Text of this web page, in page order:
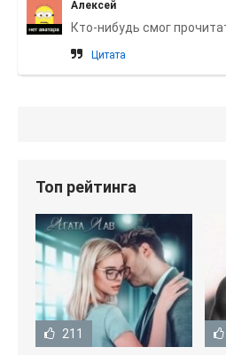
Алексей
Кто-нибудь смог
Цитата
Топ рейтинга
211